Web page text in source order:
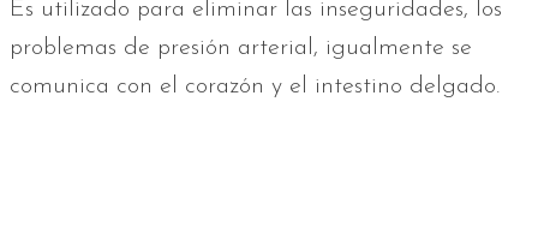
Es utilizado para eliminar las inseguridades, los
problemas de presión arterial, igualmente se
comunica con el corazón y el intestino delgado.